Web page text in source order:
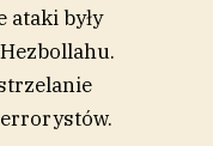
ataki były